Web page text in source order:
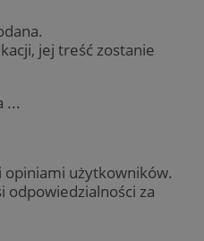
jej treść zostanie
...
użytkowników.
odpowiedzialności za